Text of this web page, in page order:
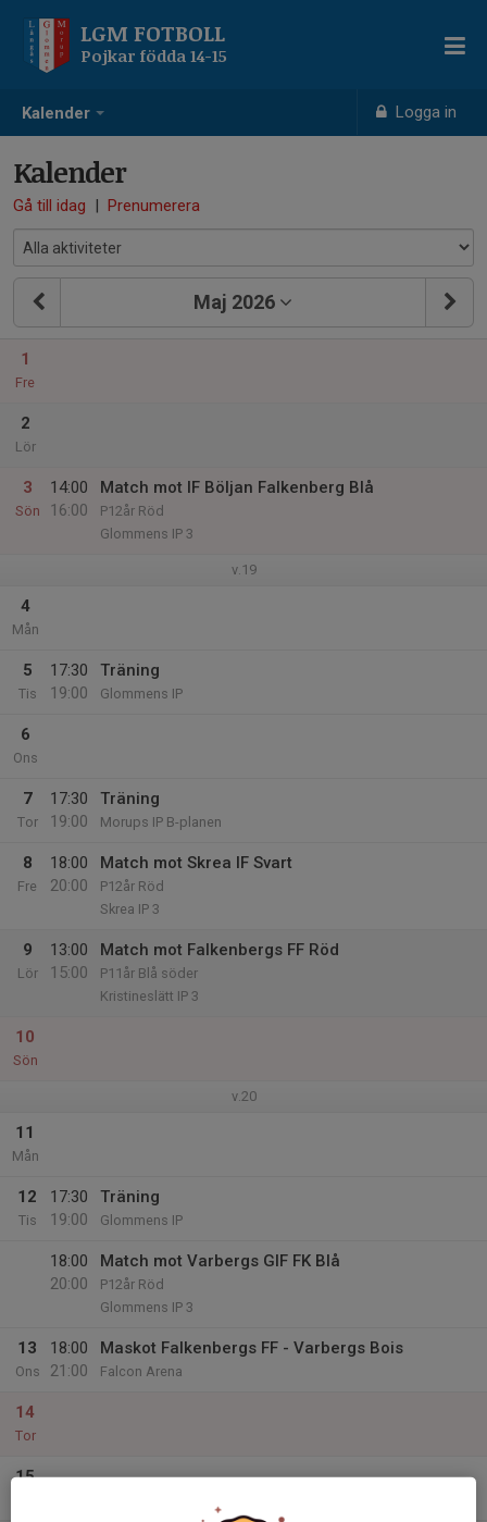
Kalender Logga in
LGM FOTBOLL
Pojkar födda 14-15
Kalender
Gå till idag | Prenumerera
Maj 2026
1
Fre
2
Lör
3
Sön
14:00
16:00
Match mot IF Böljan Falkenberg Blå
P12år Röd
Glommens IP 3
v.19
4
Mån
5
Tis
17:30
19:00
Träning
Glommens IP
6
Ons
7
Tor
17:30
19:00
Träning
Morups IP B-planen
8
Fre
18:00
20:00
Match mot Skrea IF Svart
P12år Röd
Skrea IP 3
9
Lör
13:00
15:00
Match mot Falkenbergs FF Röd
P11år Blå söder
Kristineslätt IP 3
10
Sön
v.20
11
Mån
12
Tis
17:30
19:00
Träning
Glommens IP
18:00
20:00
Match mot Varbergs GIF FK Blå
P12år Röd
Glommens IP 3
13
Ons
18:00
21:00
Maskot Falkenbergs FF - Varbergs Bois
Falcon Arena
14
Tor
15